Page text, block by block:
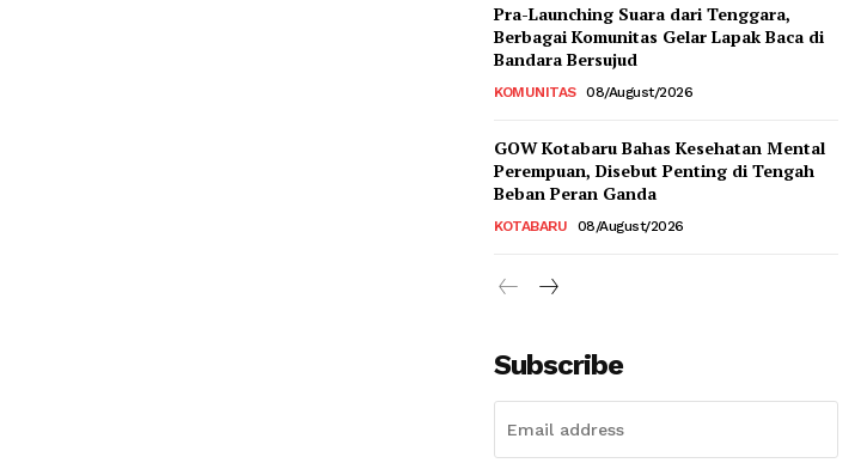
Pra-Launching Suara dari Tenggara,
Berbagai Komunitas Gelar Lapak Baca di
Bandara Bersujud
KOMUNITAS 08/August/2026
GOW Kotabaru Bahas Kesehatan Mental
Perempuan, Disebut Penting di Tengah
Beban Peran Ganda
KOTABARU 08/August/2026
Subscribe